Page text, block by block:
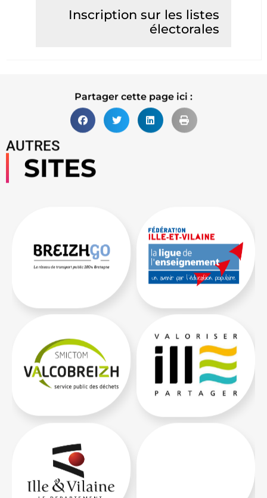
Inscription sur les listes
électorales
Partager cette page ici :
AUTRES
SITES